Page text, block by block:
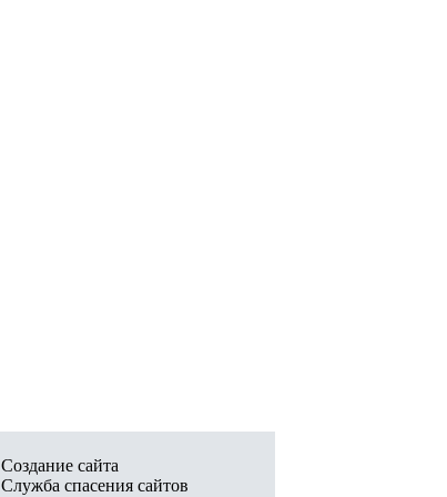
Создание сайта
Служба спасения сайтов